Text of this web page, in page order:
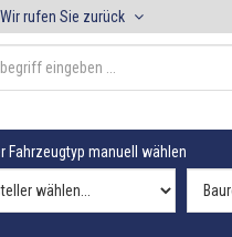
Wir rufen Sie zurück
Fahrzeugtyp manuell wählen